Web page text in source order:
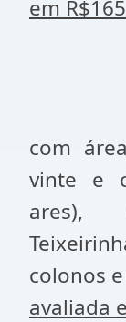
em
5 –
com
vinte e
ares),
colonos
avaliada